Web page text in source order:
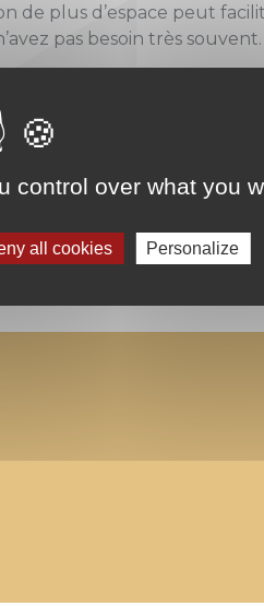
de plus d’espace peut
pas besoin très
à un deux-pièces, sans
EN TOUTE
être pratique de stocker
mais n’avez pas encore
avec vous
control over what you
all cookies Personalize